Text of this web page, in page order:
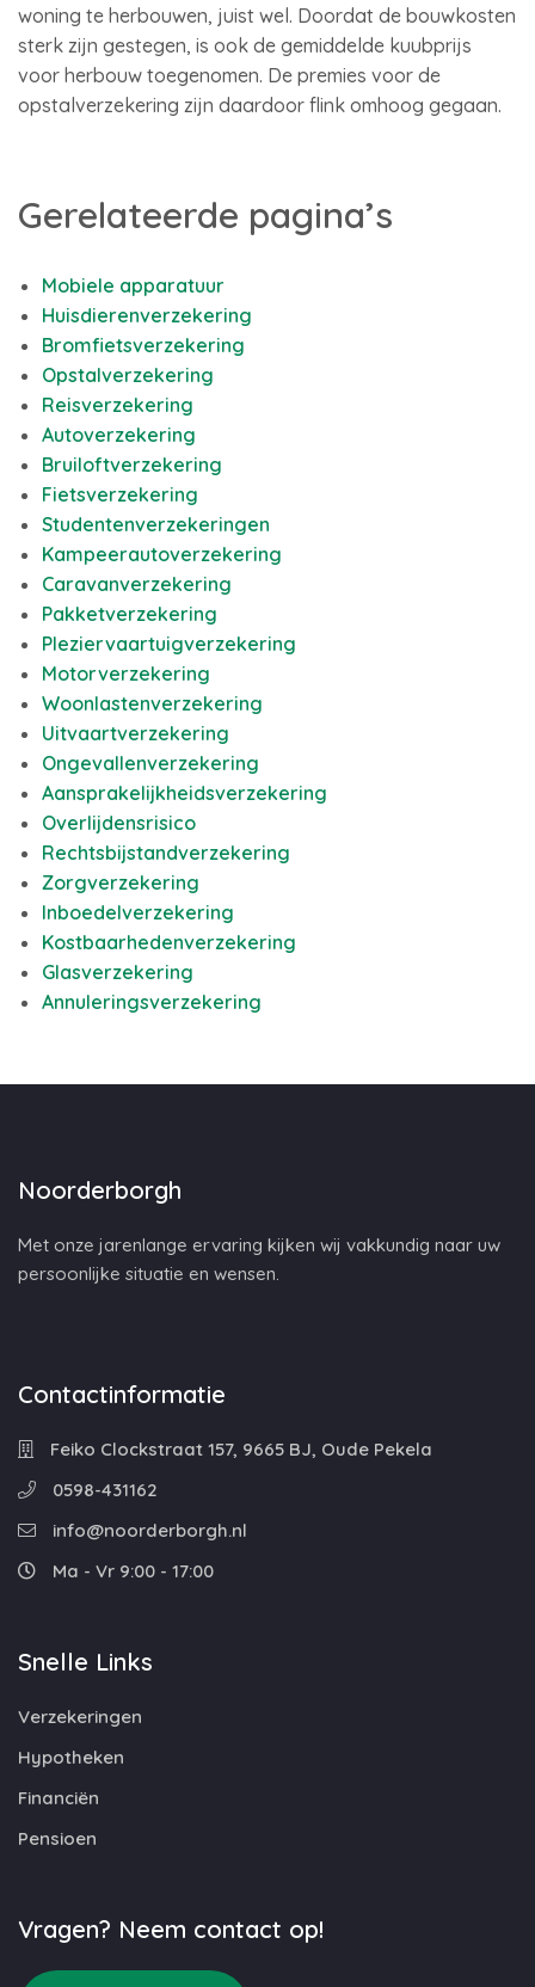
woning te herbouwen, juist wel. Doordat de bouwkosten
sterk zijn gestegen, is ook de gemiddelde kuubprijs
voor herbouw toegenomen. De premies voor de
opstalverzekering zijn daardoor flink omhoog gegaan.
Gerelateerde pagina’s
Mobiele apparatuur
Huisdierenverzekering
Bromfietsverzekering
Opstalverzekering
Reisverzekering
Autoverzekering
Bruiloftverzekering
Fietsverzekering
Studentenverzekeringen
Kampeerautoverzekering
Caravanverzekering
Pakketverzekering
Pleziervaartuigverzekering
Motorverzekering
Woonlastenverzekering
Uitvaartverzekering
Ongevallenverzekering
Aansprakelijkheidsverzekering
Overlijdensrisico
Rechtsbijstandverzekering
Zorgverzekering
Inboedelverzekering
Kostbaarhedenverzekering
Glasverzekering
Annuleringsverzekering
Noorderborgh
Met onze jarenlange ervaring kijken wij vakkundig naar uw
persoonlijke situatie en wensen.
Contactinformatie
Feiko Clockstraat 157, 9665 BJ, Oude Pekela
0598-431162
info@noorderborgh.nl
Ma - Vr 9:00 - 17:00
Snelle Links
Verzekeringen
Hypotheken
Financiën
Pensioen
Vragen? Neem contact op!